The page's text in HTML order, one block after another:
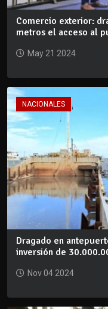
Comercio exterior:
metros el acceso al
May 21 2024
NACIONALES
Dragado en
inversión de
Nov 04 2024